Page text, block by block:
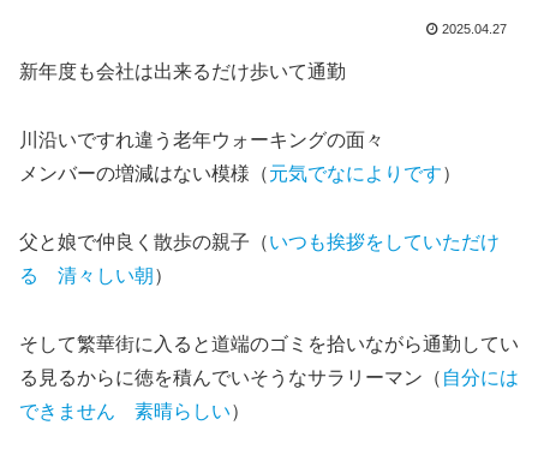
2025.04.27
新年度も会社は出来るだけ歩いて通勤
川沿いですれ違う老年ウォーキングの面々
メンバーの増減はない模様（元気でなによりです）
父と娘で仲良く散歩の親子（いつも挨拶をしていただけ
る 清々しい朝）
そして繁華街に入ると道端のゴミを拾いながら通勤してい
る見るからに徳を積んでいそうなサラリーマン（ 自分には
できません 素晴らしい）